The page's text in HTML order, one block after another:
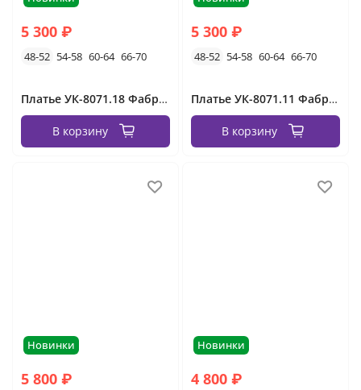
5 300 ₽
48-52 54-58 60-64 66-70
Платье УК-8071.18 Фабрика Моды
В корзину
5 300 ₽
48-52 54-58 60-64 66-70
Платье УК-8071.11 Фабрика Моды
В корзину
Новинки
5 800 ₽
Новинки
4 800 ₽